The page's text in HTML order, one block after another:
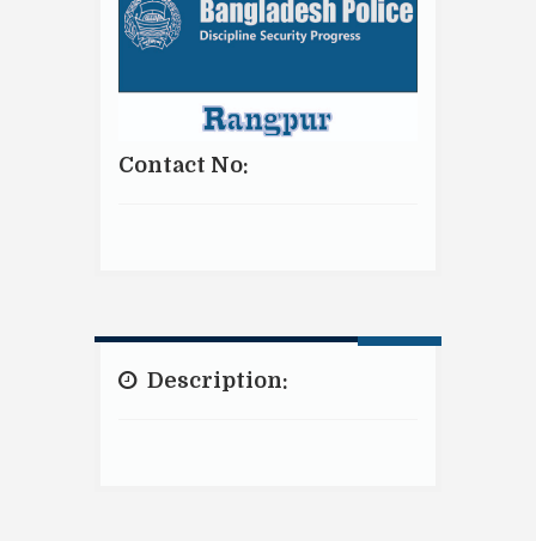
Contact No:
Description: